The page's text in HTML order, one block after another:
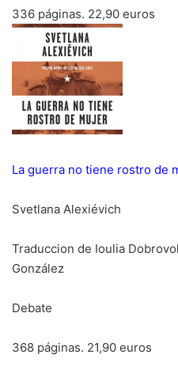
336 páginas. 22,90 euros
La guerra no tiene rostro de
Svetlana Alexiévich
Traduccion de Ioulia
González
Debate
368 páginas. 21,90 euros